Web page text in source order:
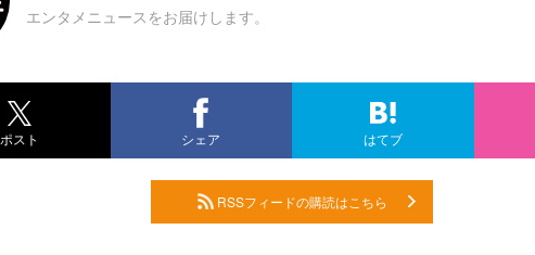
エンタメニュースをお届けします。
ポスト シェア はてブ
RSSフィードの購読はこちら